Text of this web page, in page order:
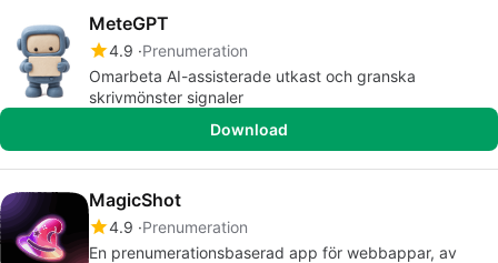
MeteGPT
4.9 Prenumeration
Omarbeta AI-assisterade utkast och granska
skrivmönster signaler
Download
MagicShot
4.9 Prenumeration
En prenumerationsbaserad app för webbappar, av